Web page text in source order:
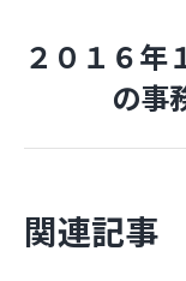
２０１６年
の事
関連記事